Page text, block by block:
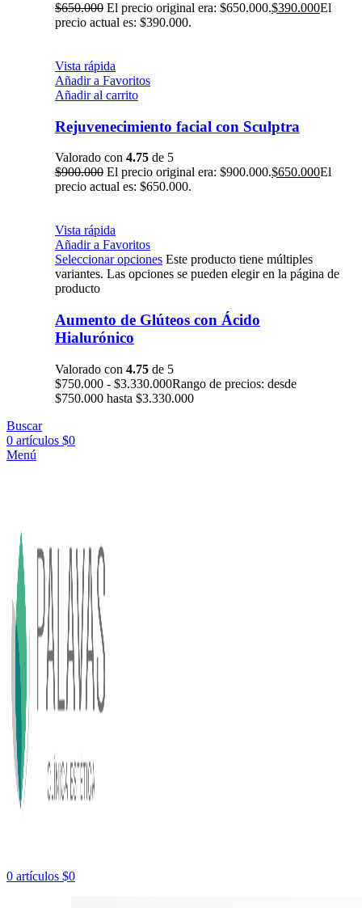
$650.000 El precio original era: $650.000.$390.000El
precio actual es: $390.000.
Vista rápida
Añadir a Favoritos
Añadir al carrito
Rejuvenecimiento facial con Sculptra
Valorado con 4.75 de 5
$900.000 El precio original era: $900.000.$650.000El
precio actual es: $650.000.
Vista rápida
Añadir a Favoritos
Seleccionar opciones Este producto tiene múltiples
variantes. Las opciones se pueden elegir en la página de
producto
Aumento de Glúteos con Ácido
Hialurónico
Valorado con 4.75 de 5
$750.000 - $3.330.000Rango de precios: desde
$750.000 hasta $3.330.000
Buscar
0 artículos $0
Menú
0 artículos $0